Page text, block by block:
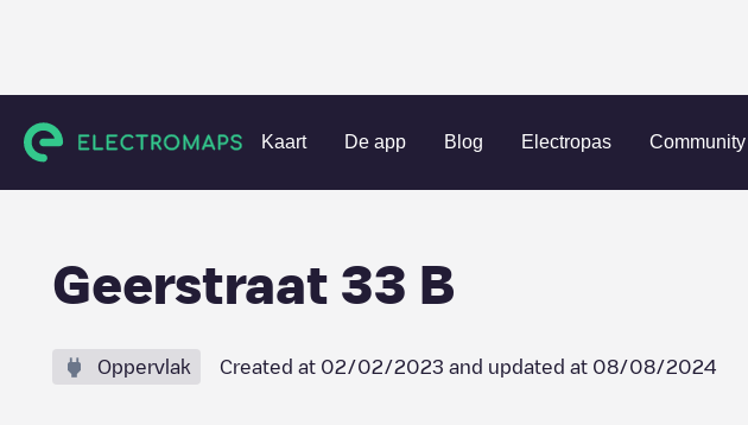
Kaart De app Blog Electropas Community
Charging stations België Oost-Vlaanderen Dendermonde Geerstraat 33 B
Geerstraat 33 B
Oppervlak Created at 02/02/2023 and updated at 08/08/2024